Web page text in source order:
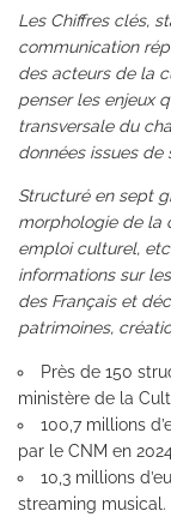
Les Chiffres clés,
communication
des acteurs de la
penser les enjeux
transversale du
données issues
Structuré en sept
morphologie de la
emploi culturel,
informations sur
des Français et
patrimoines,
Près de 150
ministère de la
100,7 millions
par le CNM en
10,3 millions
streaming musical.